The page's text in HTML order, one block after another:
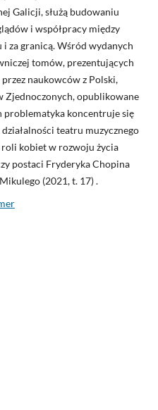
Galicji, służą budowaniu
i współpracy między
za granicą. Wśród wydanych
tomów, prezentujących
naukowców z Polski,
Zjednoczonych, opublikowane
problematyka koncentruje się
teatru muzycznego
roli kobiet w rozwoju życia
postaci Fryderyka Chopina
(2021, t. 17) .